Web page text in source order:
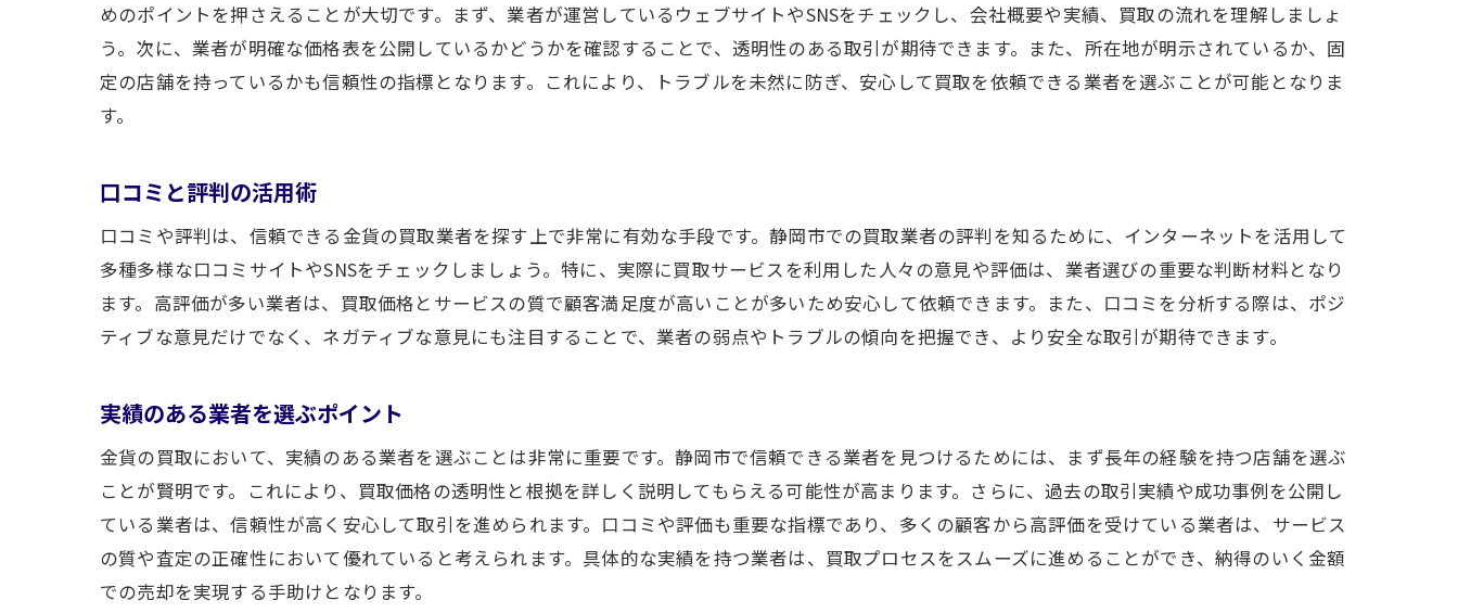
めのポイントを押さえることが大切です。まず、業者が運営しているウェブサイトやSNSをチェックし、会社概要や実績、買取の流れを理解しましょ
う。次に、業者が明確な価格表を公開しているかどうかを確認することで、透明性のある取引が期待できます。また、所在地が明示されているか、固
定の店舗を持っているかも信頼性の指標となります。これにより、トラブルを未然に防ぎ、安心して買取を依頼できる業者を選ぶことが可能となりま
す。
口コミと評判の活用術
口コミや評判は、信頼できる金貨の買取業者を探す上で非常に有効な手段です。静岡市での買取業者の評判を知るために、インターネットを活用して
多種多様な口コミサイトやSNSをチェックしましょう。特に、実際に買取サービスを利用した人々の意見や評価は、業者選びの重要な判断材料となり
ます。高評価が多い業者は、買取価格とサービスの質で顧客満足度が高いことが多いため安心して依頼できます。また、口コミを分析する際は、ポジ
ティブな意見だけでなく、ネガティブな意見にも注目することで、業者の弱点やトラブルの傾向を把握でき、より安全な取引が期待できます。
実績のある業者を選ぶポイント
金貨の買取において、実績のある業者を選ぶことは非常に重要です。静岡市で信頼できる業者を見つけるためには、まず長年の経験を持つ店舗を選ぶ
ことが賢明です。これにより、買取価格の透明性と根拠を詳しく説明してもらえる可能性が高まります。さらに、過去の取引実績や成功事例を公開し
ている業者は、信頼性が高く安心して取引を進められます。口コミや評価も重要な指標であり、多くの顧客から高評価を受けている業者は、サービス
の質や査定の正確性において優れていると考えられます。具体的な実績を持つ業者は、買取プロセスをスムーズに進めることができ、納得のいく金額
での売却を実現する手助けとなります。